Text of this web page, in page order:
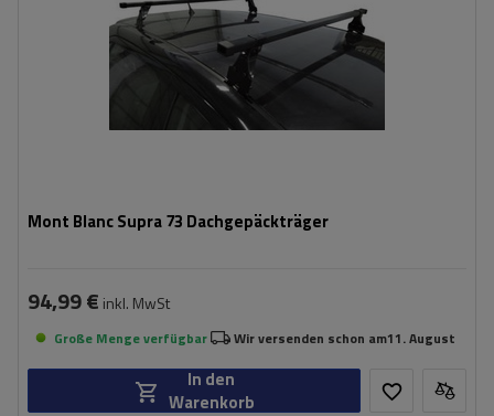
Mont Blanc Supra 73 Dachgepäckträger
94,99 € inkl. MwSt
Große Menge verfügbar Wir versenden schon am11. August
In den
Warenkorb